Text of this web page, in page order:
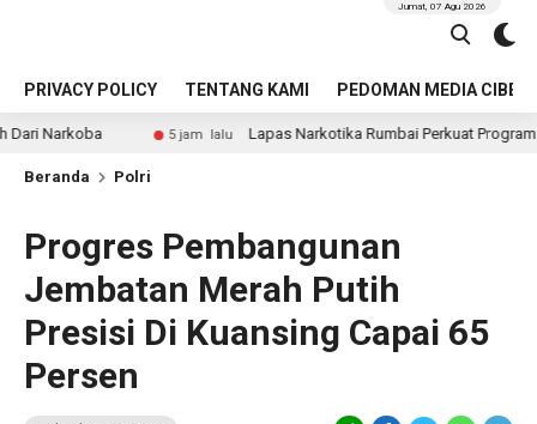
PRIVACY POLICY TENTANG KAMI PEDOMAN MEDIA CIBER
Jumat, 07 Agu 2026
5 jam lalu Lapas Narkotika Rumbai Perkuat Program Ketahanan
Beranda Polri
Progres Pembangunan
Jembatan Merah Putih
Presisi Di Kuansing Capai 65
Persen